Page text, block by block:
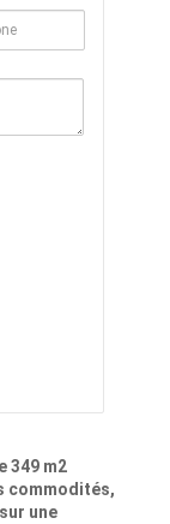
349 m2
commodités,
une